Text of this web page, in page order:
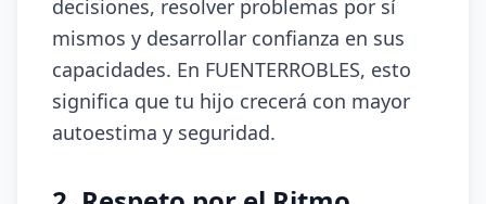
decisiones, resolver problemas por sí
mismos y desarrollar confianza en sus
capacidades. En FUENTERROBLES, esto
significa que tu hijo crecerá con mayor
autoestima y seguridad.